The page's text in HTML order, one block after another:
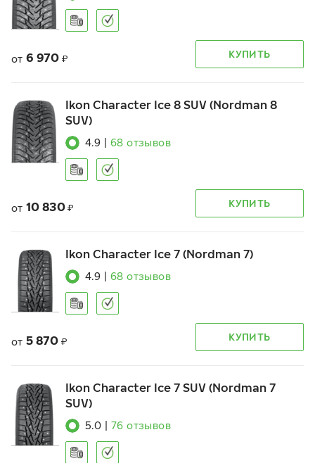
от 6 970 ₽ КУПИТЬ
Ikon Character Ice 8 SUV (Nordman 8
SUV)
4.9 68 отзывов
от 10 830 ₽ КУПИТЬ
Ikon Character Ice 7 (Nordman 7)
4.9 68 отзывов
от 5 870 ₽ КУПИТЬ
Ikon Character Ice 7 SUV (Nordman 7
SUV)
5.0 76 отзывов